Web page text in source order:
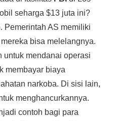
seharga $13 juta ini?
Pemerintah AS memiliki
bisa melelangnya.
untuk mendanai operasi
membayar biaya
narkoba. Di sisi lain,
menghancurkannya.
contoh bagi para